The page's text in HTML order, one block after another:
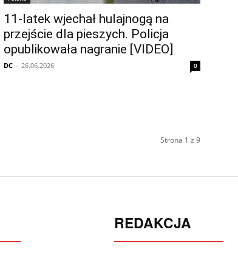
11-latek wjechał hulajnogą na
przejście dla pieszych. Policja
opublikowała nagranie [VIDEO]
DC - 26.06.2026 0
Strona 1 z 9
REDAKCJA